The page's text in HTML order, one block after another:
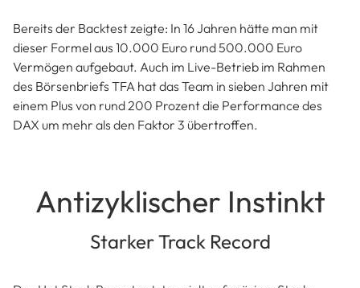
Bereits der Backtest zeigte: In 16 Jahren hätte man mit
dieser Formel aus 10.000 Euro rund 500.000 Euro
Vermögen aufgebaut. Auch im Live-Betrieb im Rahmen
des Börsenbriefs TFA hat das Team in sieben Jahren mit
einem Plus von rund 200 Prozent die Performance des
DAX um mehr als den Faktor 3 übertroffen.
Antizyklischer Instinkt
Starker Track Record